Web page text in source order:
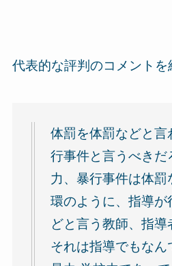
代表的な評判のコメントを
体罰を体罰などと言
行事件と言うべきだ
力、暴行事件は体罰
環のように、指導が
どと言う教師、指
それは指導でもなん